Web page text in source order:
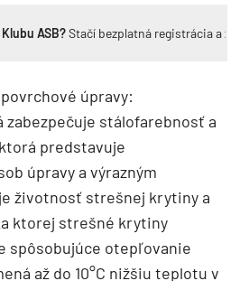
ASB?Stačí bezplatná registrácia a
úpravy:
zabezpečuje stálofarebnosť a
predstavuje
úpravy a výrazným
životnosť strešnej krytiny a
ktorej strešné krytiny
spôsobujúce otepľovanie
až do 10°C nižšiu teplotu v